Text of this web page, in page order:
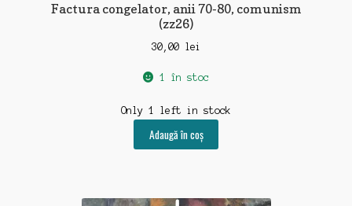
Factura congelator, anii 70-80, comunism
(zz26)
30,00 lei
1 în stoc
Only 1 left in stock
Adaugă în coș